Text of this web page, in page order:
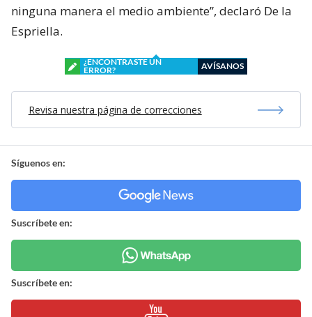
ninguna manera el medio ambiente”, declaró De la
Espriella.
¿ENCONTRASTE UN
ERROR?
AVÍSANOS
Revisa nuestra página de correcciones
Síguenos en:
Suscríbete en:
Suscríbete en: